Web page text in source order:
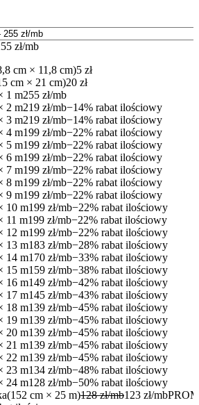
zł/mb
cm × 11,8 cm)5 zł
cm × 21 cm)20 zł
1 m255 zł/mb
2 m219 zł/mb−14% rabat ilościowy
3 m219 zł/mb−14% rabat ilościowy
4 m199 zł/mb−22% rabat ilościowy
5 m199 zł/mb−22% rabat ilościowy
6 m199 zł/mb−22% rabat ilościowy
7 m199 zł/mb−22% rabat ilościowy
8 m199 zł/mb−22% rabat ilościowy
9 m199 zł/mb−22% rabat ilościowy
10 m199 zł/mb−22% rabat ilościowy
11 m199 zł/mb−22% rabat ilościowy
12 m199 zł/mb−22% rabat ilościowy
13 m183 zł/mb−28% rabat ilościowy
14 m170 zł/mb−33% rabat ilościowy
15 m159 zł/mb−38% rabat ilościowy
16 m149 zł/mb−42% rabat ilościowy
17 m145 zł/mb−43% rabat ilościowy
18 m139 zł/mb−45% rabat ilościowy
19 m139 zł/mb−45% rabat ilościowy
20 m139 zł/mb−45% rabat ilościowy
21 m139 zł/mb−45% rabat ilościowy
22 m139 zł/mb−45% rabat ilościowy
23 m134 zł/mb−48% rabat ilościowy
24 m128 zł/mb−50% rabat ilościowy
(152 cm × 25 m)128 zł/mb123 zł/mb